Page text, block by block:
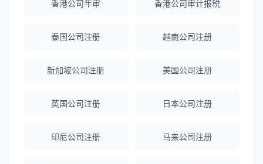
Emma Zhang ★★★★★
越南公司注册全程指导，文件准备非常专
香港公司年审 香港公司审计报税
泰国公司注册 越南公司注册
新加坡公司注册 美国公司注册
英国公司注册 日本公司注册
印尼公司注册 马来公司注册